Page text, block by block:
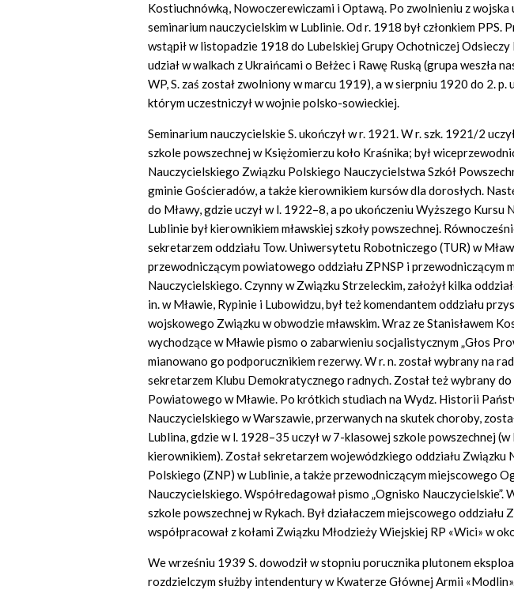
Kostiuchnówką, Nowoczerewiczami i Optawą. Po zwolnieniu z wojska
seminarium nauczycielskim w Lublinie. Od r. 1918 był członkiem PPS.
wstąpił w listopadzie 1918 do Lubelskiej Grupy Ochotniczej Odsieczy
udział w walkach z Ukraińcami o Bełżec i Rawę Ruską (grupa weszła
WP, S. zaś został zwolniony w marcu 1919), a w sierpniu 1920 do 2. p.
którym uczestniczył w wojnie polsko-sowieckiej.
Seminarium nauczycielskie S. ukończył w r. 1921. W r. szk. 1921/2
szkole powszechnej w Księżomierzu koło Kraśnika; był
Nauczycielskiego Związku Polskiego Nauczycielstwa Szkół
gminie Gościeradów, a także kierownikiem kursów dla dorosłych.
do Mławy, gdzie uczył w l. 1922–8, a po ukończeniu Wyższego Kursu
Lublinie był kierownikiem mławskiej szkoły powszechnej.
sekretarzem oddziału Tow. Uniwersytetu Robotniczego (TUR) w
przewodniczącym powiatowego oddziału ZPNSP i przewodniczącym
Nauczycielskiego. Czynny w Związku Strzeleckim, założył kilka
in. w Mławie, Rypinie i Lubowidzu, był też komendantem oddziału
wojskowego Związku w obwodzie mławskim. Wraz ze Stanisławem
wychodzące w Mławie pismo o zabarwieniu socjalistycznym „Głos
mianowano go podporucznikiem rezerwy. W r. n. został wybrany na
sekretarzem Klubu Demokratycznego radnych. Został też wybrany do
Powiatowego w Mławie. Po krótkich studiach na Wydz. Historii
Nauczycielskiego w Warszawie, przerwanych na skutek choroby,
Lublina, gdzie w l. 1928–35 uczył w 7-klasowej szkole powszechnej (w
kierownikiem). Został sekretarzem wojewódzkiego oddziału Związku
Polskiego (ZNP) w Lublinie, a także przewodniczącym miejscowego
Nauczycielskiego. Współredagował pismo „Ognisko Nauczycielskie”.
szkole powszechnej w Rykach. Był działaczem miejscowego oddziału
współpracował z kołami Związku Młodzieży Wiejskiej RP «Wici» w
We wrześniu 1939 S. dowodził w stopniu porucznika plutonem
rozdzielczym służby intendentury w Kwaterze Głównej Armii